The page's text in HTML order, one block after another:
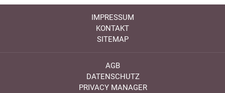
IMPRESSUM
KONTAKT
SITEMAP
AGB
DATENSCHUTZ
PRIVACY MANAGER